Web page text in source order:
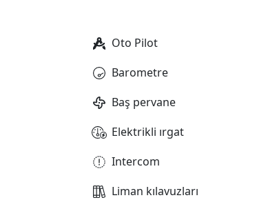
Oto Pilot
Barometre
Baş pervane
Elektrikli ırgat
Intercom
Liman kılavuzları